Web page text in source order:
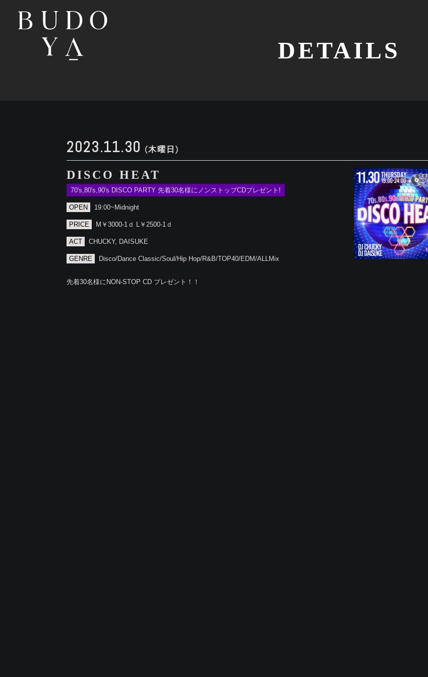
DETAILS
2023.11.30 (木曜日)
DISCO HEAT
70's,80's,90's DISCO PARTY 先着30名様にノンストップCDプレゼント!
OPEN 19:00~Midnight
PRICE M￥3000-1ｄ L￥2500-1ｄ
ACT CHUCKY, DAISUKE
GENRE Disco/Dance Classic/Soul/Hip Hop/R&B/TOP40/EDM/ALLMix
先着30名様にNON-STOP CD プレゼント！！